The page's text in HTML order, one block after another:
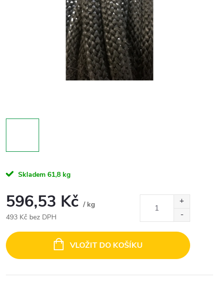
Skladem 61,8 kg
596,53 Kč / kg
493 Kč bez DPH
cena:
VLOŽIT DO KOŠÍKU